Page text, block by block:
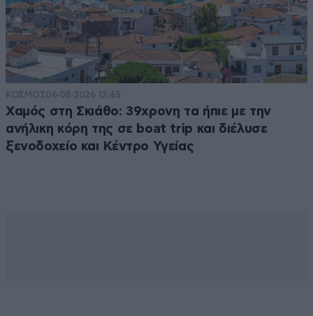
ΚΟΣΜΟΣ06·08·2026 12:45
Χαμός στη Σκιάθο: 39χρονη τα ήπιε με την
ανήλικη κόρη της σε boat trip και διέλυσε
ξενοδοχείο και Κέντρο Υγείας